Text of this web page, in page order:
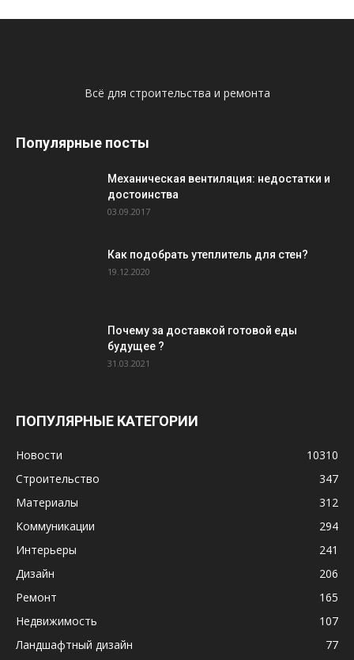
Всё для строительства и ремонта
Популярные посты
Механическая вентиляция: недостатки и
достоинства
03.09.2017
Как подобрать утеплитель для стен?
19.12.2020
Почему за доставкой готовой еды
будущее ?
31.03.2021
ПОПУЛЯРНЫЕ КАТЕГОРИИ
Новости
10310
Строительство
347
Материалы
312
Коммуникации
294
Интерьеры
241
Дизайн
206
Ремонт
165
Недвижимость
107
Ландшафтный дизайн
77